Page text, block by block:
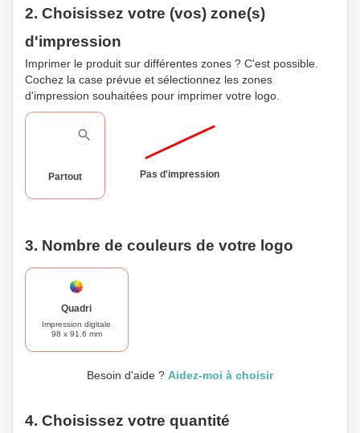
2. Choisissez votre (vos) zone(s)
d'impression
Imprimer le produit sur différentes zones ? C'est possible.
Cochez la case prévue et sélectionnez les zones
d'impression souhaitées pour imprimer votre logo.
Partout Pas d'impression
3. Nombre de couleurs de votre logo
Quadri
Impression digitale
98 x 91.6 mm
Besoin d'aide ? Aidez-moi à choisir
4. Choisissez votre quantité